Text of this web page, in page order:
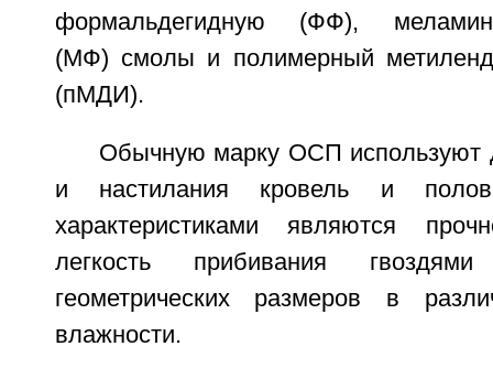
формальдегидную (ФФ),
(МФ) смолы и полимерный
(пМДИ).
Обычную марку ОСП используют
и настилания кровель и
характеристиками являются
легкость прибивания
геометрических размеров в
влажности.